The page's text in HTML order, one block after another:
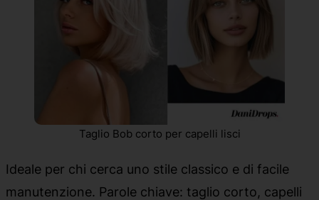
Taglio Bob corto per capelli lisci
Ideale per chi cerca uno stile classico e di facile
manutenzione. Parole chiave: taglio corto, capelli